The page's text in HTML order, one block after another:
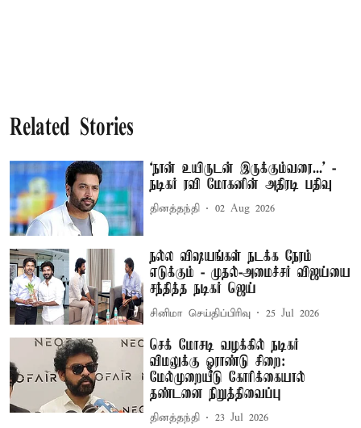
Related Stories
‘நான் உயிருடன் இருக்கும்வரை...’ -
நடிகர் ரவி மோகனின் அதிரடி பதிவு
தினத்தந்தி 02 Aug 2026
நல்ல விஷயங்கள் நடக்க நேரம்
எடுக்கும் - முதல்-அமைச்சர் விஜய்யை
சந்தித்த நடிகர் ஜெய்
சினிமா செய்திப்பிரிவு 25 Jul 2026
செக் மோசடி வழக்கில் நடிகர்
விமலுக்கு ஓராண்டு சிறை:
மேல்முறையீடு கோரிக்கையால்
தண்டனை நிறுத்திவைப்பு
தினத்தந்தி 23 Jul 2026